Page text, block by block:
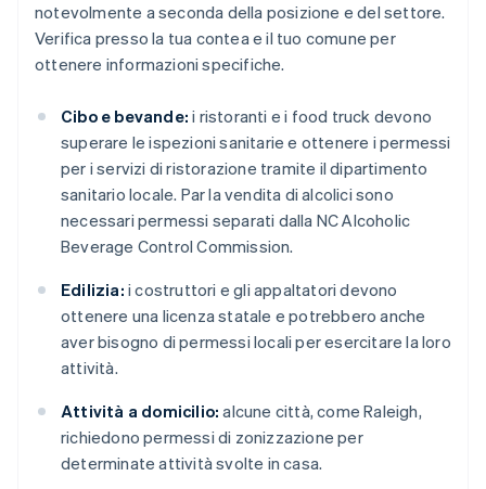
notevolmente a seconda della posizione e del settore.
Verifica presso la tua contea e il tuo comune per
ottenere informazioni specifiche.
Cibo e bevande: i ristoranti e i food truck devono
superare le ispezioni sanitarie e ottenere i permessi
per i servizi di ristorazione tramite il dipartimento
sanitario locale. Par la vendita di alcolici sono
necessari permessi separati dalla NC Alcoholic
Beverage Control Commission.
Edilizia: i costruttori e gli appaltatori devono
ottenere una licenza statale e potrebbero anche
aver bisogno di permessi locali per esercitare la loro
attività.
Attività a domicilio: alcune città, come Raleigh,
richiedono permessi di zonizzazione per
determinate attività svolte in casa.